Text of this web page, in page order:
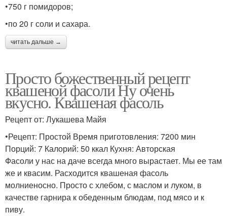
•750 г помидоров;
•по 20 г соли и сахара.
читать дальше →
Просто божественный рецепт
квашеной фасоли Ну очень
вкусно. Квашеная фасоль
Рецепт от: Лукашева Майя
•Рецепт: Простой Время приготовления: 7200 мин
Порций: 7 Калорий: 50 ккал Кухня: Авторская
Фасоли у нас на даче всегда много вырастает. Мы ее там
же и квасим. Расходится квашеная фасоль
молниеносно. Просто с хлебом, с маслом и луком, в
качестве гарнира к обеденным блюдам, под мясо и к
пиву.